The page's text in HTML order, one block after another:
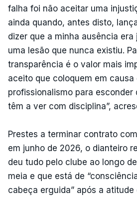
falha foi não aceitar uma
ainda quando, antes disto,
dizer que a minha ausência
uma lesão que nunca existiu.
transparência é o valor mais
aceito que coloquem em causa
profissionalismo para esconder
têm a ver com disciplina”,
Prestes a terminar contrato
em junho de 2026, o dianteiro
deu tudo pelo clube ao longo
meia e que está de
cabeça erguida” após a atitude